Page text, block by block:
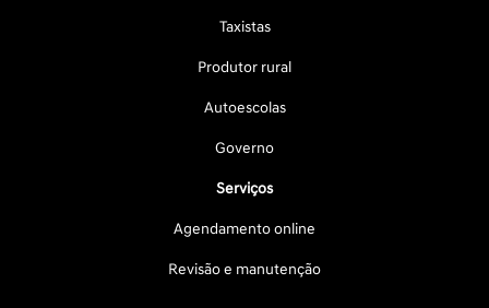
Taxistas
Produtor rural
Autoescolas
Governo
Serviços
Agendamento online
Revisão e manutenção